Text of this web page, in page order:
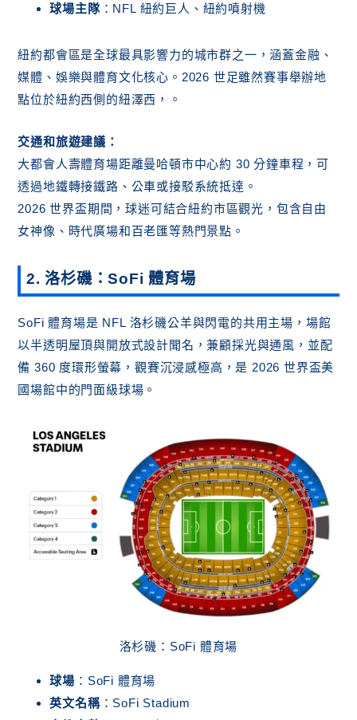
球場主隊：NFL 紐約巨人、紐約噴射機
紐約都會區是全球最具影響力的城市群之一，涵蓋金融、
媒體、娛樂與體育文化核心。2026 世足雖然賽事舉辦地
點位於紐約西側的紐澤西，。
交通和旅遊建議：
大都會人壽體育場距離曼哈頓市中心約 30 分鐘車程，可
透過地鐵轉接鐵路、公車或接駁系統抵達。
2026 世界盃期間，球迷可結合紐約市區觀光，包含自由
女神像、時代廣場和百老匯等熱門景點。
2. 洛杉磯：SoFi 體育場
SoFi 體育場是 NFL 洛杉磯公羊與閃電的共用主場，場館
以半透明屋頂與開放式設計聞名，兼顧採光與通風，並配
備 360 度環形螢幕，觀賽沉浸感極高，是 2026 世界盃美
國場館中的門面級球場。
洛杉磯：SoFi 體育場
球場 ：SoFi 體育場
英文名稱：SoFi Stadium